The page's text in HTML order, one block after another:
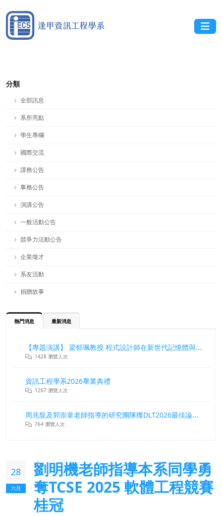
分類
全部訊息
系所亮點
學生專欄
國際交流
課務公告
事務公告
演講公告
一般活動公告
競爭力活動公告
企業徵才
系友活動
捐贈故事
熱門消息 最新消息
【專題演講】 梁郁珮教授 程式設計師在新世代記憶體與儲存系統中的角色與挑戰
1428 瀏覽人次
資訊工程學系2026畢業典禮
1267 瀏覽人次
周兆龍及郭崇韋老師指導的研究團隊獲DLT2026最佳論文獎
764 瀏覽人次
28
六月
劉明機老師指導本系同學勇
奪TCSE 2025 軟體工程競賽
桂冠